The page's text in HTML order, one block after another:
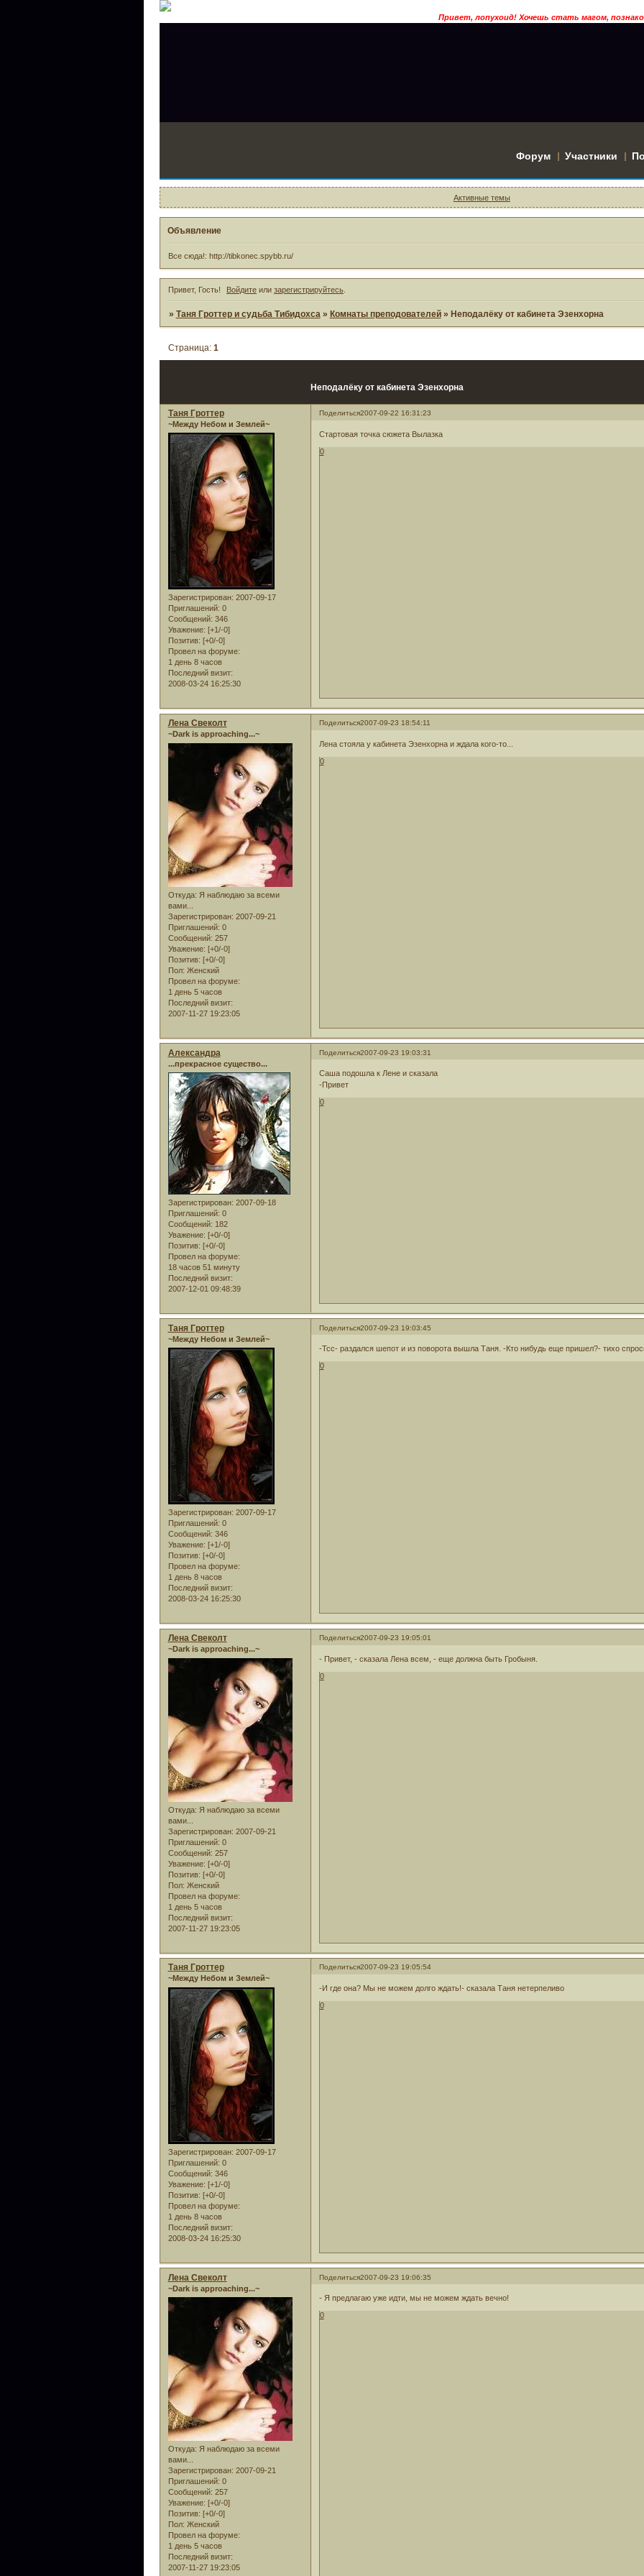
Привет, лопухоид! Хочешь стать магом, познакомится
Форум Участники
Активные темы
Объявление
Все сюда!: http://tibkonec.spybb.ru/
Привет, Гость! Войдите или зарегистрируйтесь
» Таня Гроттер и судьба Тибидохса » Комнаты преподователей » Неподалёку от кабинета Эзенхорна
Неподалёку от кабинета Эзенхорна
Страница: 1
Поделиться2007-09-22 16:31:23
Таня Гроттер
~Между Небом и Землей~
Зарегистрирован: 2007-09-17
Приглашений: 0
Сообщений: 346
Уважение: [+1/-0]
Позитив: [+0/-0]
Провел на форуме:
1 день 8 часов
Последний визит:
2008-03-24 16:25:30
Стартовая точка сюжета Вылазка
0
Поделиться2007-09-23 18:54:11
Лена Свеколт
~Dark is approaching...~
Откуда: Я наблюдаю за всеми
вами...
Зарегистрирован: 2007-09-21
Приглашений: 0
Сообщений: 257
Уважение: [+0/-0]
Позитив: [+0/-0]
Пол: Женский
Провел на форуме:
1 день 5 часов
Последний визит:
2007-11-27 19:23:05
Лена стояла у кабинета Эзенхорна и ждала кого-то...
0
Поделиться2007-09-23 19:03:31
Александра
...прекрасное существо...
Зарегистрирован: 2007-09-18
Приглашений: 0
Сообщений: 182
Уважение: [+0/-0]
Позитив: [+0/-0]
Провел на форуме:
18 часов 51 минуту
Последний визит:
2007-12-01 09:48:39
Саша подошла к Лене и сказала
-Привет
0
Поделиться2007-09-23 19:03:45
Таня Гроттер
~Между Небом и Землей~
Зарегистрирован: 2007-09-17
Приглашений: 0
Сообщений: 346
Уважение: [+1/-0]
Позитив: [+0/-0]
Провел на форуме:
1 день 8 часов
Последний визит:
2008-03-24 16:25:30
-Тсс- раздался шепот и из поворота вышла Таня. -Кто нибудь еще пришел?- тихо
0
Поделиться2007-09-23 19:05:01
Лена Свеколт
~Dark is approaching...~
Откуда: Я наблюдаю за всеми
вами...
Зарегистрирован: 2007-09-21
Приглашений: 0
Сообщений: 257
Уважение: [+0/-0]
Позитив: [+0/-0]
Пол: Женский
Провел на форуме:
1 день 5 часов
Последний визит:
2007-11-27 19:23:05
- Привет, - сказала Лена всем, - еще должна быть Гробыня.
0
Поделиться2007-09-23 19:05:54
Таня Гроттер
~Между Небом и Землей~
Зарегистрирован: 2007-09-17
Приглашений: 0
Сообщений: 346
Уважение: [+1/-0]
Позитив: [+0/-0]
Провел на форуме:
1 день 8 часов
Последний визит:
2008-03-24 16:25:30
-И где она? Мы не можем долго ждать!- сказала Таня нетерпеливо
0
Поделиться2007-09-23 19:06:35
Лена Свеколт
~Dark is approaching...~
Откуда: Я наблюдаю за всеми
вами...
Зарегистрирован: 2007-09-21
Приглашений: 0
Сообщений: 257
Уважение: [+0/-0]
Позитив: [+0/-0]
Пол: Женский
Провел на форуме:
1 день 5 часов
Последний визит:
2007-11-27 19:23:05
- Я предлагаю уже идти, мы не можем ждать вечно!
0